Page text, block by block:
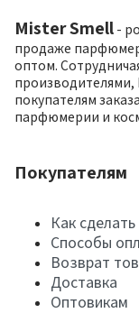
Mister Smell -
продаже
оптом.
производителями,
покупателям
парфюмерии и
Покупателям
Как сделать
Способы
Возврат
Доставка
Оптовикам